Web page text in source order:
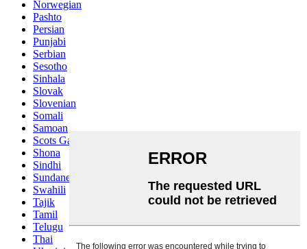
Norwegian
Pashto
Persian
Punjabi
Serbian
Sesotho
Sinhala
Slovak
Slovenian
Somali
Samoan
Scots Gaelic
Shona
Sindhi
Sundanese
Swahili
Tajik
Tamil
Telugu
Thai